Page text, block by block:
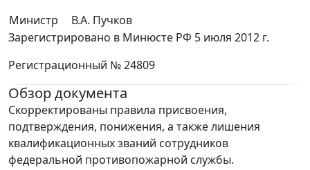
Министр
В.А. Пучков
Зарегистрировано в Минюсте РФ 5 июля 2012 г.
Регистрационный № 24809
Обзор документа
Скорректированы правила присвоения,
подтверждения, понижения, а также лишения
квалификационных званий сотрудников
федеральной противопожарной службы.